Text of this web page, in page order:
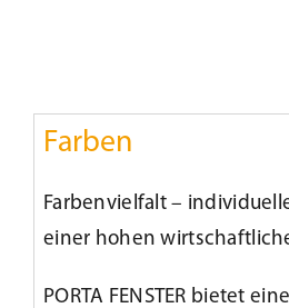
Farben
Farbenvielfalt –
einer hohen
PORTA FENSTER bietet